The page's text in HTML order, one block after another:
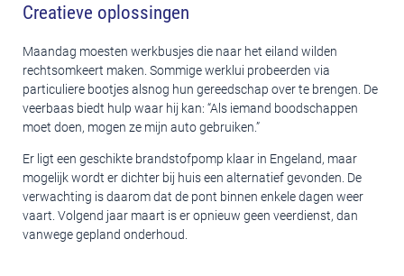
Creatieve oplossingen
Maandag moesten werkbusjes die naar het eiland wilden
rechtsomkeert maken. Sommige werklui probeerden via
particuliere bootjes alsnog hun gereedschap over te brengen. De
veerbaas biedt hulp waar hij kan: “Als iemand boodschappen
moet doen, mogen ze mijn auto gebruiken.”
Er ligt een geschikte brandstofpomp klaar in Engeland, maar
mogelijk wordt er dichter bij huis een alternatief gevonden. De
verwachting is daarom dat de pont binnen enkele dagen weer
vaart. Volgend jaar maart is er opnieuw geen veerdienst, dan
vanwege gepland onderhoud.